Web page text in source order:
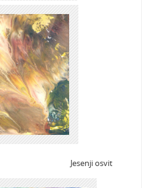
Jesenji osvit